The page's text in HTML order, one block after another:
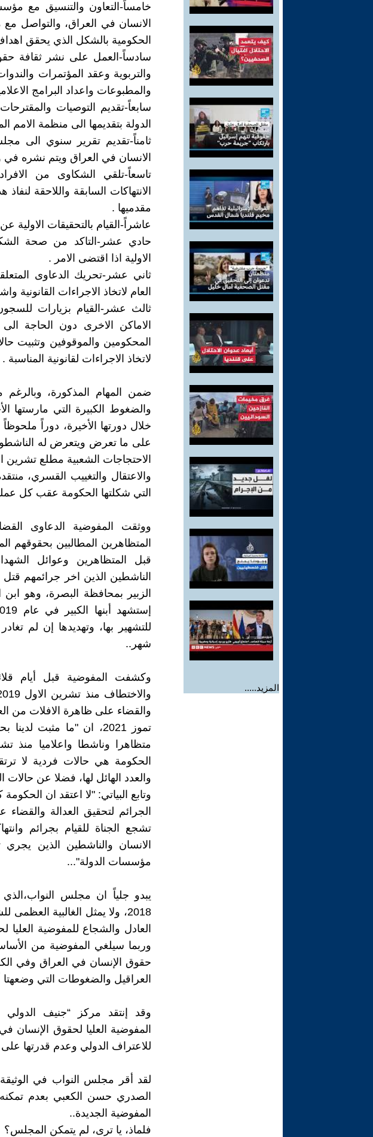
المزيد.....
خامساً-التعاون والتنسيق مع
الانسان في العراق، والتواصل
الحكومية بالشكل الذي يحقق
سادساً-العمل على نشر ثقافة
والتربوية وعقد المؤتمرات
والمطبوعات واعداد البرامج
سابعاً-تقديم التوصيات
الدولة بتقديمها الى منظمة الامم
ثامناً-تقديم تقرير سنوي الى
الانسان في العراق ويتم نشره في
تاسعاً-تلقي الشكاوى من
الانتهاكات السابقة واللاحقة
مقدميها .
عاشراً-القيام بالتحقيقات الاولية
حادي عشر-التاكد من صحة
الاولية اذا اقتضى الامر .
ثاني عشر-تحريك الدعاوى
العام لاتخاذ الاجراءات القانونية
ثالث عشر-القيام بزيارات
الاماكن الاخرى دون الحاجة
المحكومين والموقوفين وتثبيت
لاتخاذ الاجراءات لقانونية المناسبة .
ضمن المهام المذكورة، وبالرغم
والضغوط الكبيرة التي مارستها
خلال دورتها الأخيرة، دوراً
على ما تعرض ويتعرض له
والاعتقال والتغييب القسري،
التي شكلتها الحكومة عقب كل
ووثقت المفوضية الدعاوى
المتظاهرين المطالبين
قبل المتظاهرين وعوائل
الناشطين الذين اخر جرائمهم
الزبير بمحافظة البصرة، وهو ابن
للتشهير بها، وتهديدها إن لم
شهر..
وكشفت المفوضية قبل أيام
الحكومة هي حالات فردية لا
والعدد الهائل لها، فضلا عن حالات
وتابع البياتي: "لا اعتقد ان
الجرائم لتحقيق العدالة
تشجع الجناة للقيام بجرائم
الانسان والناشطين الذين
مؤسسات الدولة"...
يبدو جلياً ان مجلس
2018، ولا يمثل الغالبية
العادل والشجاع للمفوضية العليا
وربما سيلغي المفوضية من
حقوق الإنسان في العراق وفي
العراقيل والضغوطات التي
وقد إنتقد مركز “جنيف الدولي
المفوضية العليا لحقوق
للاعتراف الدولي وعدم قدرتها
لقد أقر مجلس النواب في
الصدري حسن الكعبي بعدم
المفوضية الجديدة..
فلماذ، يا ترى، لم يتمكن المجلس؟